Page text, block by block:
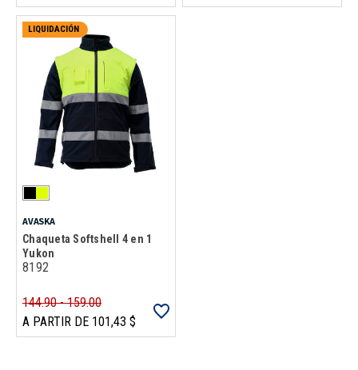
LIQUIDACIÓN
AVASKA
Chaqueta Softshell 4 en 1
Yukon
8192
144.90 - 159.00
A PARTIR DE 101,43 $